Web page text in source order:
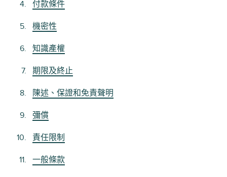
付款條件
機密性
知識產權
期限及終止
陳述、保證和免責聲明
彌償
責任限制
一般條款